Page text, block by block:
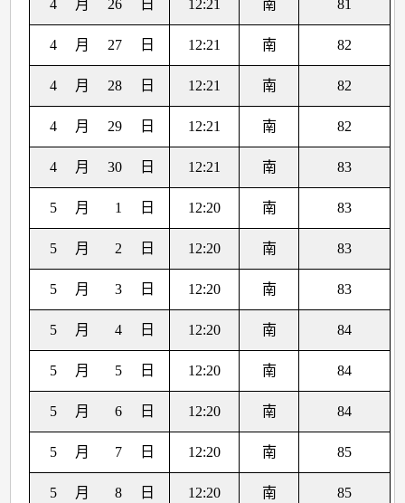
4 月 26 日 12:21 南 81
4 月 27 日 12:21 南 82
4 月 28 日 12:21 南 82
4 月 29 日 12:21 南 82
4 月 30 日 12:21 南 83
5 月 1 日 12:20 南 83
5 月 2 日 12:20 南 83
5 月 3 日 12:20 南 83
5 月 4 日 12:20 南 84
5 月 5 日 12:20 南 84
5 月 6 日 12:20 南 84
5 月 7 日 12:20 南 85
5 月 8 日 12:20 南 85